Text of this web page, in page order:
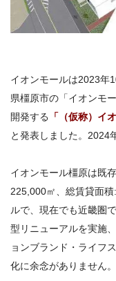
イオンモールは2023年
県橿原市の「イオンモ
開発する
「（仮称）イ
と発表しました。2024
イオンモール橿原は既
225,000㎡、総賃貸面
ルで、現在でも近畿圏
型リニューアルを実施
ョンブランド・ライフ
化に余念がありません。